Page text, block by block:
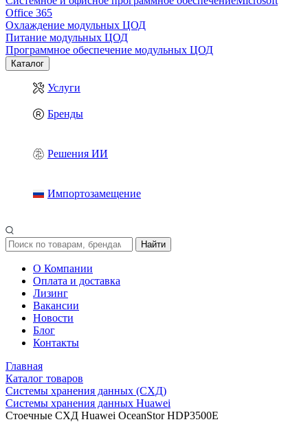
Office 365
Охлаждение модульных ЦОД
Питание модульных ЦОД
Программное обеспечение модульных ЦОД
Каталог
Услуги
Бренды
Решения ИИ
Импортозамещение
Найти
О Компании
Оплата и доставка
Лизинг
Вакансии
Новости
Блог
Контакты
Главная
Каталог товаров
Системы хранения данных (СХД)
Системы хранения данных Huawei
Стоечные СХД Huawei OceanStor HDP3500E